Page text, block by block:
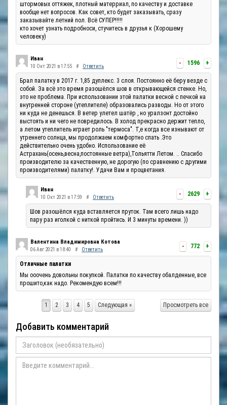
штормовых оттяжек, плотный матерриал, по качеству и доставке
вообще нет вопросов. Как совет, кто будет заказывать, сразу
заказывайте летний пол. Всё СУПЕР!!!!!
кто хочет узнать подробноси, стучитесь в друзья к (Хорошему
человеку)
- 1596 +
Иван
10 Окт 2021 в 17:55 # Ответить
Брал палатку в 2017 г. 1,85 дуплекс. 3 слоя. Постоянно её беру везде с
собой. За всё это время разошёлся шов в открывающейся стенке. Но,
это не проблема. При использовании этой палатки весной с печкой на
внутренней стороне (утеплителе) образовались разводы. Но от этого
ни куда не денешься. В ветер улетел шатёр , но уралзонт достойно
выстоять и ни чего не повредилось. В холод прекрасно держит тепло,
а летом утеплитель играет роль "термоса". Т,е когда все изнывают от
утреннего солнца, мы продолжаем комфортно спать .Это
действительно очень удобно. Использование её
Астрахань(осень,весна,постоянные ветра),Тольятти Летом. .. Спасибо
производителю за качественную, не дорогую (по сравнению с другими
производителями) палатку!. Удачи Вам и процветания.
- 2629 +
Иван
10 Окт 2021 в 17:59 # Ответить
Шов разошёлся куда вставляется пруток. Там всего лишь надо
пару раз иголкой с ниткой пройтись. И 3 минуты времени. ))
- 772 +
Валентина Владимировна Котова
06 Авг 2021 в 18:40 # Ответить
Отличные палатки
Мы ооочень довольны покупкой. Палатки по качеству обалденные, все
прошито,как надо. Рекомендую всем!!!
Просмотреть все
1 2 3 4 5 Следующая »
Добавить комментарий